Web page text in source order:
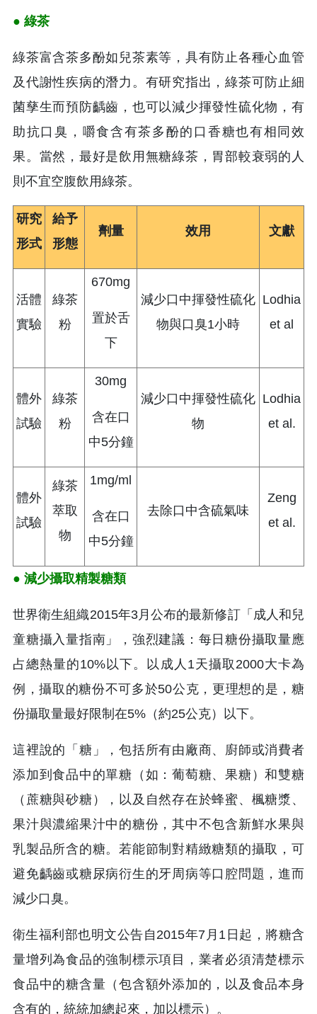
● 綠茶
綠茶富含茶多酚如兒茶素等，具有防止各種心血管
及代謝性疾病的潛力。有研究指出，綠茶可防止細
菌孳生而預防齲齒，也可以減少揮發性硫化物，有
助抗口臭，嚼食含有茶多酚的口香糖也有相同效
果。當然，最好是飲用無糖綠茶，胃部較衰弱的人
則不宜空腹飲用綠茶。
研究
形式
給予
形態
劑量 效用 文獻
活體
實驗
綠茶
粉
670mg
置於舌
下
減少口中揮發性硫化
物與口臭1小時
Lodhia
et al
體外
試驗
綠茶
粉
30mg
含在口
中5分鐘
減少口中揮發性硫化
物
Lodhia
et al.
體外
試驗
綠茶
萃取
物
1mg/ml
含在口
中5分鐘
去除口中含硫氣味
Zeng
et al.
● 減少攝取精製糖類
世界衛生組織2015年3月公布的最新修訂「成人和兒
童糖攝入量指南」，強烈建議：每日糖份攝取量應
占總熱量的10%以下。以成人1天攝取2000大卡為
例，攝取的糖份不可多於50公克，更理想的是，糖
份攝取量最好限制在5%（約25公克）以下。
這裡說的「糖」，包括所有由廠商、廚師或消費者
添加到食品中的單糖（如：葡萄糖、果糖）和雙糖
（蔗糖與砂糖），以及自然存在於蜂蜜、楓糖漿、
果汁與濃縮果汁中的糖份，其中不包含新鮮水果與
乳製品所含的糖。若能節制對精緻糖類的攝取，可
避免齲齒或糖尿病衍生的牙周病等口腔問題，進而
減少口臭。
衛生福利部也明文公告自2015年7月1日起，將糖含
量增列為食品的強制標示項目，業者必須清楚標示
食品中的糖含量（包含額外添加的，以及食品本身
含有的，統統加總起來，加以標示）。